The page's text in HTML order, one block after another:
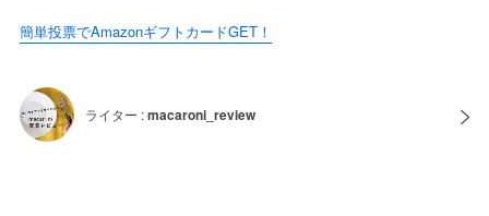
簡単投票でAmazonギフトカードGET！
ライター :macaroni_review